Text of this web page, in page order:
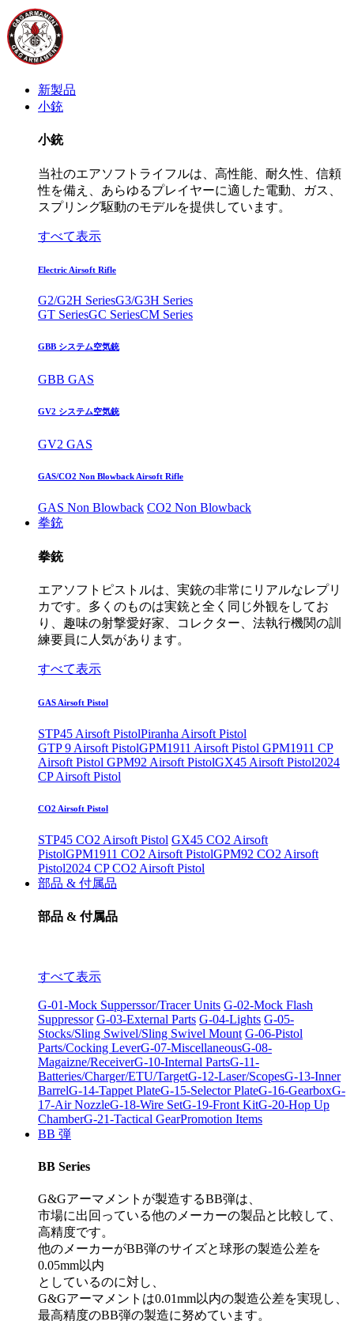
新製品
小銃
小銃
当社のエアソフトライフルは、高性能、耐久性、信頼
性を備え、あらゆるプレイヤーに適した電動、ガス、
スプリング駆動のモデルを提供しています。
すべて表示
Electric Airsoft Rifle
G2/G2H SeriesG3/G3H Series
GT SeriesGC SeriesCM Series
GBB システム空気銃
GBB GAS
GV2 システム空気銃
GV2 GAS
GAS/CO2 Non Blowback Airsoft Rifle
GAS Non Blowback CO2 Non Blowback
拳銃
拳銃
エアソフトピストルは、実銃の非常にリアルなレプリ
カです。多くのものは実銃と全く同じ外観をしてお
り、趣味の射撃愛好家、コレクター、法執行機関の訓
練要員に人気があります。
すべて表示
GAS Airsoft Pistol
STP45 Airsoft PistolPiranha Airsoft Pistol
GTP 9 Airsoft PistolGPM1911 Airsoft Pistol GPM1911 CP
Airsoft Pistol GPM92 Airsoft PistolGX45 Airsoft Pistol2024
CP Airsoft Pistol
CO2 Airsoft Pistol
STP45 CO2 Airsoft Pistol GX45 CO2 Airsoft
PistolGPM1911 CO2 Airsoft PistolGPM92 CO2 Airsoft
Pistol2024 CP CO2 Airsoft Pistol
部品 & 付属品
部品 & 付属品
すべて表示
G-01-Mock Supperssor/Tracer Units G-02-Mock Flash
Suppressor G-03-External Parts G-04-Lights G-05-
Stocks/Sling Swivel/Sling Swivel Mount G-06-Pistol
Parts/Cocking LeverG-07-MiscellaneousG-08-
Magaizne/ReceiverG-10-Internal PartsG-11-
Batteries/Charger/ETU/TargetG-12-Laser/ScopesG-13-Inner
BarrelG-14-Tappet PlateG-15-Selector PlateG-16-GearboxG-
17-Air NozzleG-18-Wire SetG-19-Front KitG-20-Hop Up
ChamberG-21-Tactical GearPromotion Items
BB 弾
BB Series
G&Gアーマメントが製造するBB弾は、
市場に出回っている他のメーカーの製品と比較して、
高精度です。
他のメーカーがBB弾のサイズと球形の製造公差を
0.05mm以内
としているのに対し、
G&Gアーマメントは0.01mm以内の製造公差を実現し、
最高精度のBB弾の製造に努めています。